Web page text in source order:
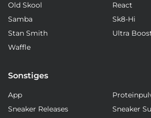
Old Skool
React
Samba
Sk8-Hi
Stan Smith
Ultra
Waffle
Sonstiges
App
Sneaker Releases
Sneaker